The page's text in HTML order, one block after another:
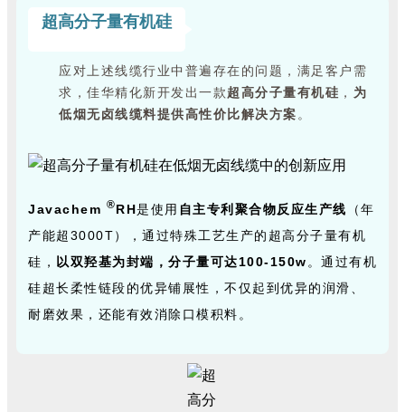
超高分子量有机硅
应对上述线缆行业中普遍存在的问题，满足客户需
求，佳华精化新开发出一款 超高分子量有机硅 ， 为
低烟无卤线缆料提供高性价比解决方案 。
Javachem ®RH是使用 自主专利聚合物反应生产线 （年
产能超3000T），通过特殊工艺生产的超高分子量有机
硅，
以双羟基为封端，分子量可达100-150w 。通过有机
硅超长柔性链段的优异铺展性，不仅起到优异的润滑、
耐磨效果，还能有效消除口模积料。